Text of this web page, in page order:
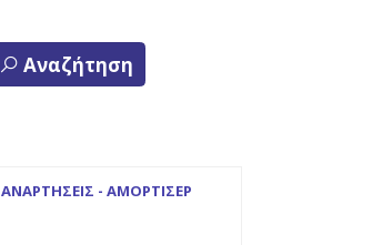
Αναζήτηση
ΑΝΑΡΤΗΣΕΙΣ - ΑΜΟΡΤΙΣΕΡ